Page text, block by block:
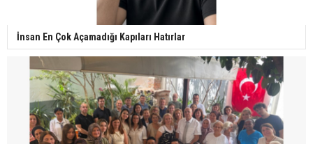
İnsan En Çok Açamadığı Kapıları Hatırlar